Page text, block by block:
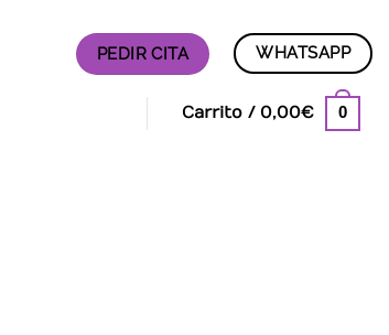
PEDIR CITA WHATSAPP
Carrito / 0,00€ 0